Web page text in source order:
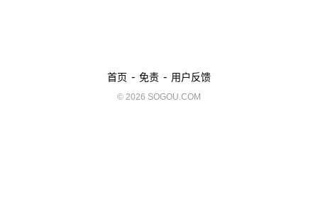
首页 - 免责 - 用户反馈
© 2026 SOGOU.COM